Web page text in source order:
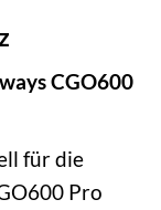
CGO600
für die
Pro